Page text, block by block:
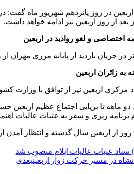
از روز اربعین نیز ادامه خواهد داشت.
اختصاصی و لغو روادید در اربعین
در جریان بازدید از پایانه مرزی
به زائران اربعین
با وزارت کشور عراق برای تسهیل امور اربعین در سال ۱۴۰۲ از
دو ماهه تا برپایی اجتماع عظیم اربعین
برنامه ریزی و سفر به عتبات عالیات
عتبات عالیات ایلام منصوب شد
بعدی